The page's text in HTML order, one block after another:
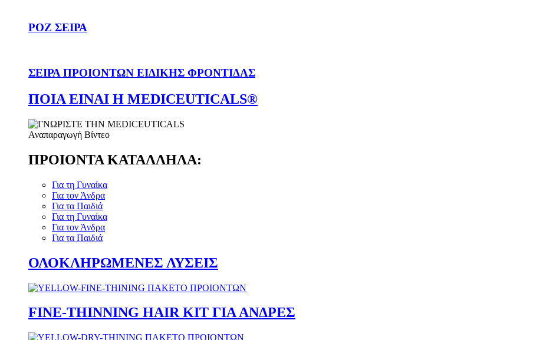
ΡΟΖ ΣΕΙΡΑ
ΣΕΙΡΑ ΠΡΟΙΟΝΤΩΝ ΕΙΔΙΚΗΣ ΦΡΟΝΤΙΔΑΣ
ΠΟΙΑ ΕΙΝΑΙ Η MEDICEUTICALS®
Αναπαραγωγή Βίντεο
ΠΡΟΙΟΝΤΑ ΚΑΤΑΛΛΗΛΑ:
Για τη Γυναίκα
Για τον Άνδρα
Για τα Παιδιά
Για τη Γυναίκα
Για τον Άνδρα
Για τα Παιδιά
ΟΛΟΚΛΗΡΩΜΕΝΕΣ ΛΥΣΕΙΣ
FINE-THINNING HAIR KIT ΓΙΑ ΑΝΔΡΕΣ